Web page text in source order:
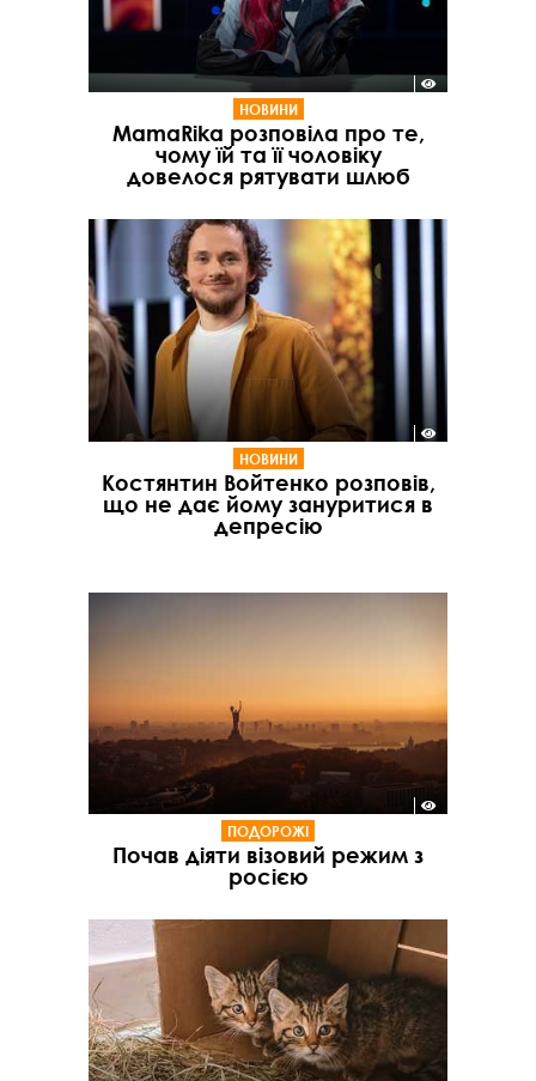
НОВИНИ
MamaRika розповіла про те,
чому їй та її чоловіку
довелося рятувати шлюб
НОВИНИ
Костянтин Войтенко розповів,
що не дає йому зануритися в
депресію
ПОДОРОЖІ
Почав діяти візовий режим з
росією